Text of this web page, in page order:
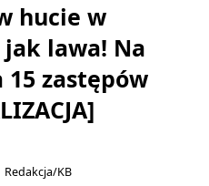
hucie w
jak lawa! Na
15 zastępów
Redakcja/KB